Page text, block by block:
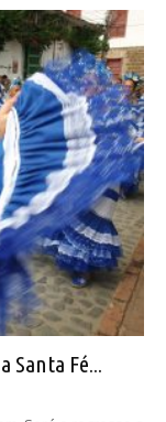
Santa Fé...